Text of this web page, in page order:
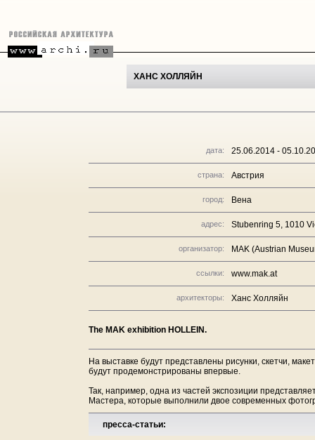
ХАНС ХОЛЛЯЙН
дата: 25.06.2014 -
страна: Австрия
город: Вена
адрес: Stubenring 5, 1010
организатор: MAK (Austrian
ссылки: www.mak.at
архитекторы: Ханс Холляйн
The MAK exhibition HOLLEIN.
На выставке будут представлены рисунки, скетчи,
будут продемонстрированы впервые.
Так, например, одна из частей экспозиции
Мастера, которые выполнили двое современных
пресса-статьи: